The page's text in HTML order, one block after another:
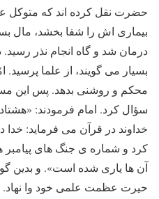
حضرت نقل کرده اند که متوکل
بیماری اش را شفا بخشد، مال
درمان شد و گاه انجام نذر رسید.
بسیار می گویند، از علما
محکم و روشنی بدهد. پس این
سؤال کرد. امام فرمودند:
خداوند در قرآن می فرماید: خدا
کرد و شماره ی جنگ های پیامبر
آن ها یاری شده است». و بدین
حیرت عظمت علمی خود وا نهاد.